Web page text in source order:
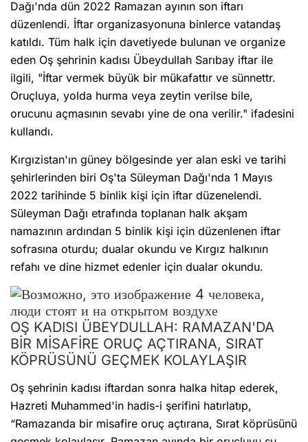
Dağı'nda dün 2022 Ramazan ayının son iftarı
düzenlendi. İftar organizasyonuna binlerce vatandaş
katıldı. Tüm halk için davetiyede bulunan ve organize
eden Oş şehrinin kadısı Übeydullah Sarıbay iftar ile
ilgili, "İftar vermek büyük bir mükafattır ve sünnettr.
Oruçluya, yolda hurma veya zeytin verilse bile,
orucunu açmasının sevabı yine de ona verilir." ifadesini
kullandı.
Kırgızistan'ın güney bölgesinde yer alan eski ve tarihi
şehirlerinden biri Oş'ta Süleyman Dağı'nda 1 Mayıs
2022 tarihinde 5 binlik kişi için iftar düzenelendi.
Süleyman Dağı etrafında toplanan halk akşam
namazının ardından 5 binlik kişi için düzenlenen iftar
sofrasına oturdu; dualar okundu ve Kırgız halkının
refahı ve dine hizmet edenler için dualar okundu.
OŞ KADISI ÜBEYDULLAH: RAMAZAN'DA
BİR MİSAFİRE ORUÇ AÇTIRANA, SIRAT
KÖPRÜSÜNÜ GEÇMEK KOLAYLAŞIR
Oş şehrinin kadısı iftardan sonra halka hitap ederek,
Hazreti Muhammed'in hadis-i şerifini hatırlatıp,
“Ramazanda bir misafire oruç açtırana, Sırat köprüsünü